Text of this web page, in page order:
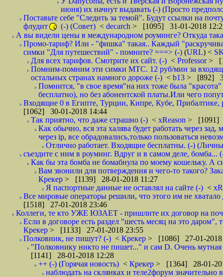
июня) их начнут выдавать (-) (Просто
Поставьте себе "Следить за темой". Будут ссылки на
флудит
(-) (Совет) < decarch > [1095] 31-01-2018
А вы видели цены в международном роуминге? Откуда
Промо-тариф? Или - "фишка" такая.. Каждый
симки "Для путешествий" - помните? ===> (-) (URL) <
Для всех тарифов. Смотрите их сайт. (-) < Professor>
Помним-помним эти симки МТС. 12 руб/мин за
остальных странах намного дороже (-) < b13 > [892]
Помнится, "в свое время"на них тоже была
бесплатно), но без абонентской платы.Или чего
Входящие 0 в Египте, Турции, Кипре, Кубе,
[1062] 30-01-2018 14:44
Так приятно, что даже страшно (-) < xReason > [1091]
Как обычно, вся эта халява будет работать через
через ip, все обрадовались,только пользоваться
Отлично работает. Входящие бесплатны. (-)
съездите с ним в роуминг. Вдруг и в самом деле, бомба...
Как бы эта бомба не бомабнула по моему кошельку. А
Вам звонили для потверждения и чего-то такого?
Крекер > [1139] 28-01-2018 11:27
Я паспортные данные не оставлял на сайте (-) <
Все мировые операторы решили, что этого им не
[1518] 27-01-2018 23:46
Коллеги, те кто УЖЕ ЮЗАЕТ - пришлите их договор на
Если в договоре есть раздел "шесть месяц на это даром",
Крекер > [1133] 27-01-2018 23:55
Полковник, не пишут? (-) < Крекер > [1086] 27-01-2018
"Полковнику никто не пишет..." и сам D. Очень
[1141] 28-01-2018 12:28
++ (-) (Горячая новость) < Крекер > [1364] 28-01-
наблюдать на склянках и теле2форум